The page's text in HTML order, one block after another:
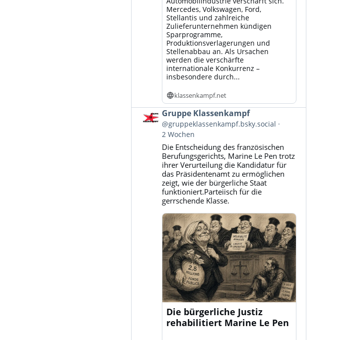
Mercedes, Volkswagen, Ford,
Stellantis und zahlreiche
Zulieferunternehmen kündigen
Sparprogramme,
Produktionsverlagerungen und
Stellenabbau an. Als Ursachen
werden die verschärfte
internationale Konkurrenz –
insbesondere durch...
klassenkampf.net
Beitrag
von
Gruppe
Klassenkampf
Bluesky
ansehen
Gruppe Klassenkampf
@gruppeklassenkampf.bsky.social
2 Wochen
Die Entscheidung des französischen
Berufungsgerichts, Marine Le Pen trotz
ihrer Verurteilung die Kandidatur für
das Präsidentenamt zu ermöglichen
zeigt, wie der bürgerliche Staat
funktioniert.Parteiisch für die
gerrschende Klasse.
Die bürgerliche Justiz
rehabilitiert Marine Le Pen